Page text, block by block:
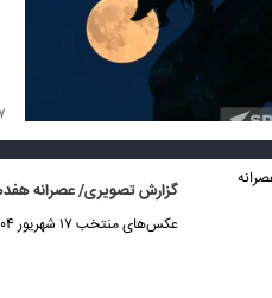
گزارش تصویری/ عصرانه
عکس‌های منتخب ۱۷ شهریور ۱۴۰۴ را اینجا ببیند